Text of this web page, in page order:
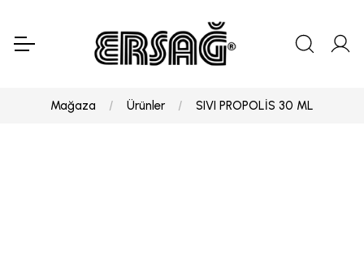
Mağaza Ürünler SIVI PROPOLİS 30 ML